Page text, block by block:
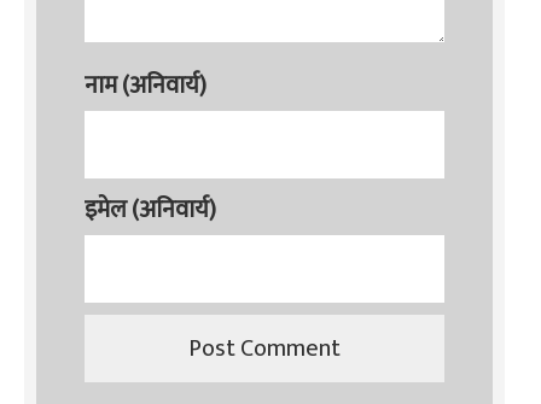
नाम (अनिवार्य)
इमेल (अनिवार्य)